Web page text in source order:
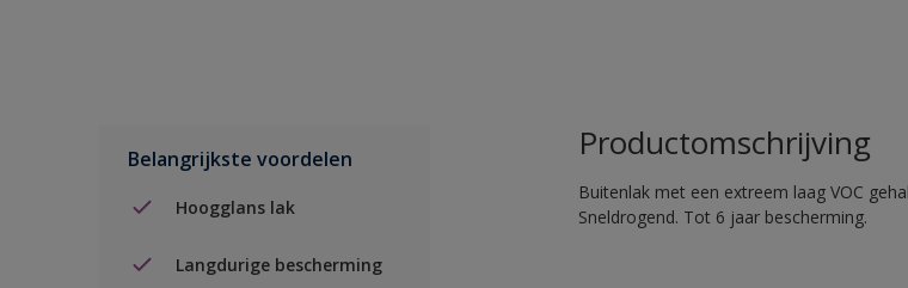
Belangrijkste voordelen
Hoogglans lak
Langdurige bescherming
Productomschrijving
Buitenlak met een extreem laag VOC
Sneldrogend. Tot 6 jaar bescherming.